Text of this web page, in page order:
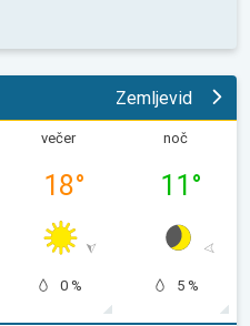
Zemljevid
večer
18°
0 %
noč
11 °
5 %